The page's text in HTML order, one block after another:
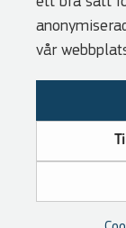
vår
Webbshoppen